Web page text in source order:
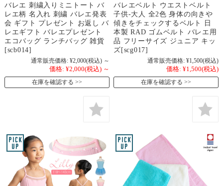
バレエ 刺繍入りミニトート バ
レエ柄 名入れ 刺繍 バレエ発表
会 ギフト プレゼント お返し バ
レエギフト バレエプレゼント
エコバッグ ランチバッグ 雑貨
[scb014]
通常販売価格: ¥2,000(税込) ～
価格: ¥2,000(税込) ～
在庫を確認する
バレエベルト ウエストベルト
子供-大人 全2色 身体の向きや
傾きをチェックするベルト 日
本製 RAD ゴムベルト バレエ用
品 フリーサイズ ジュニア キッ
ズ[scg017]
通常販売価格: ¥1,500(税込)
価格: ¥1,500(税込)
在庫を確認する